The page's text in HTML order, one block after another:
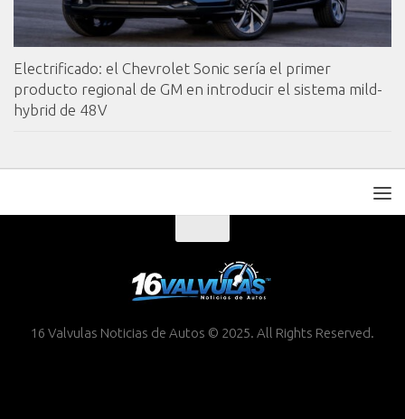
Electrificado: el Chevrolet Sonic sería el primer
producto regional de GM en introducir el sistema mild-
hybrid de 48V
16 Valvulas Noticias de Autos © 2025. All Rights Reserved.